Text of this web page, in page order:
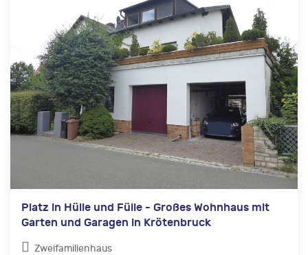
Platz in Hülle und Fülle - Großes Wohnhaus mit
Garten und Garagen in Krötenbruck
Zweifamilienhaus